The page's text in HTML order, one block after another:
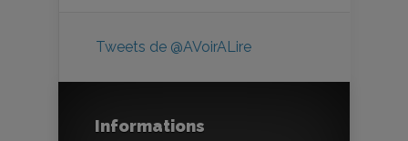
Tweets de @AVoirALire
Informations